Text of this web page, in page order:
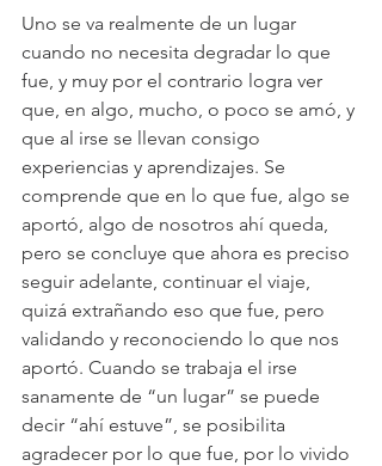
Uno se va realmente de un lugar
cuando no necesita degradar lo que
fue, y muy por el contrario logra ver
que, en algo, mucho, o poco se amó, y
que al irse se llevan consigo
experiencias y aprendizajes. Se
comprende que en lo que fue, algo se
aportó, algo de nosotros ahí queda,
pero se concluye que ahora es preciso
seguir adelante, continuar el viaje,
quizá extrañando eso que fue, pero
validando y reconociendo lo que nos
aportó. Cuando se trabaja el irse
sanamente de “un lugar” se puede
decir “ahí estuve”, se posibilita
agradecer por lo que fue, por lo vivido